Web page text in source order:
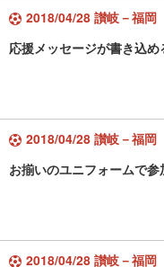
2018/04/28 讃岐－福岡
応援メッセージが書き込
2018/04/28 讃岐－福岡
お揃いのユニフォームで
2018/04/28 讃岐－福岡